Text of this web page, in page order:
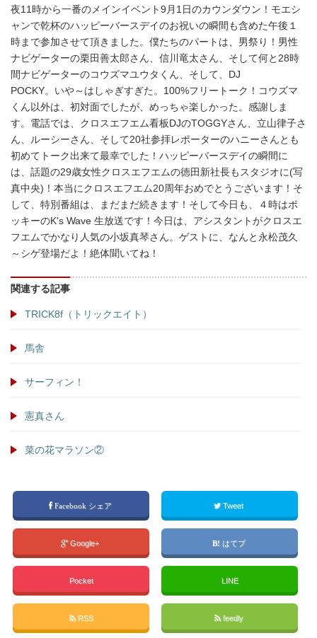
夜11時から一番のメインイベント9月1日のカウンダウン！モエシ
ャンで乾杯のハッピーバースデイのお祝いの瞬間も含めた午後１
時まで参加させて頂きました。僕たちのパートは、男祭り！男性
ナビゲーターの栗田善太郎さん、信川竜太さん、そして何と28時
間ナビゲーターのコウズマユウタくん、そして、DJ
POCKY。いや～はしゃぎすぎた。100%フリートーク！コウズマ
くん以外は、初対面でしたが、めっちゃ楽しかった。感謝しま
す。電話では、クロスエフエム看板DJのTOGGYさん、立山律子さ
ん、ルーシーさん、そして20社参拝レポーターのハニーさんとも
初めてトーク出来て最幸でした！ハッピーバースデイの瞬間に
は、話題の29歳女性クロスエフエムの徳田新社長もスタジオに(写
真中央)！本当にクロスエフエム20周年おめでとうございます！そ
して、特別番組は、まだまだ続きます！そして今日も、４時はポ
ッキーのK's Wave 生放送です！今日は、アシスタントがクロスエ
フエムでかなり人気の小坂真琴さん。ゲストに、なんと永松茂久
～シゲ登場だよ！絶体聞いてね！
関連する記事
TRICK8f（トリックエイト）
馬舎
サーフィン！
憲真さん
菜の花マラソン②
Facebook シェア Tweet
Google+ はてブ
Pocket LINE
RSS feedly